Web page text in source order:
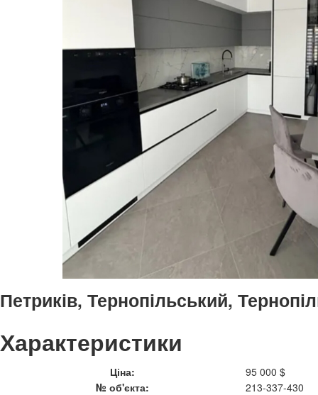
Петриків, Тернопільський,
Характеристики
Ціна:
95 000 $
№ об'єкта:
213-337-430